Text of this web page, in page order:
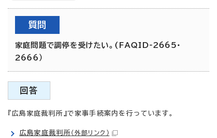
質問
家庭問題で調停を受けたい。(FAQID-2665・
2666）
回答
『広島家庭裁判所』で家事手続案内を行っています。
広島家庭裁判所 （外部リンク）